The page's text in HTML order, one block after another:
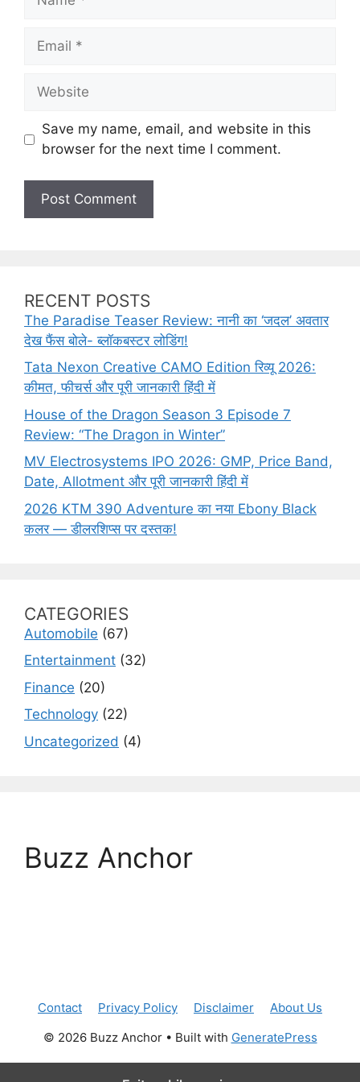
s
t
Save my name, email, and website in this
browser for the next time I comment.
RECENT POSTS
The Paradise Teaser Review: नानी का ‘जदल’ अवतार
देख फैंस बोले- ब्लॉकबस्टर लोडिंग!
Tata Nexon Creative CAMO Edition रिव्यू 2026:
कीमत, फीचर्स और पूरी जानकारी हिंदी में
House of the Dragon Season 3 Episode 7
Review: “The Dragon in Winter”
MV Electrosystems IPO 2026: GMP, Price Band,
Date, Allotment और पूरी जानकारी हिंदी में
2026 KTM 390 Adventure का नया Ebony Black
कलर — डीलरशिप्स पर दस्तक!
CATEGORIES
Automobile (67)
Entertainment (32)
Finance (20)
Technology (22)
Uncategorized (4)
Buzz Anchor
Contact Privacy Policy Disclaimer
About Us
© 2026 Buzz Anchor• Built with GeneratePress